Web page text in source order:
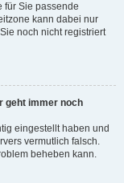
für Sie passende
kann dabei nur
noch nicht registriert
geht immer noch
eingestellt haben und
vermutlich falsch.
beheben kann.